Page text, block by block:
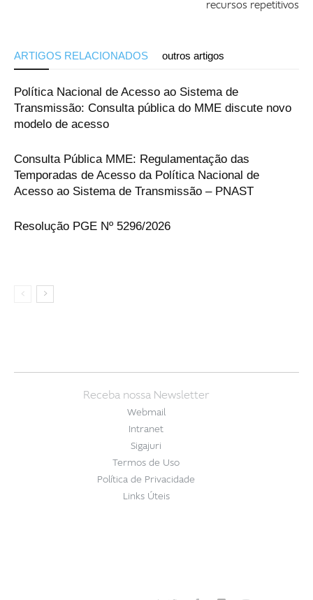
recursos repetitivos
ARTIGOS RELACIONADOS outros artigos
Política Nacional de Acesso ao Sistema de
Transmissão: Consulta pública do MME discute novo
modelo de acesso
Consulta Pública MME: Regulamentação das
Temporadas de Acesso da Política Nacional de
Acesso ao Sistema de Transmissão – PNAST
Resolução PGE Nº 5296/2026
Receba nossa Newsletter
Webmail
Intranet
Sigajuri
Termos de Uso
Política de Privacidade
Links Úteis